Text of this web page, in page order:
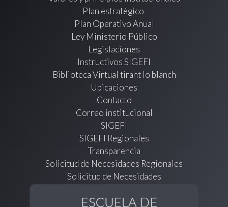
Plan estratégico
Plan Operativo Anual
Ley Ministerio Público
Legislaciones
Instructivos SIGEFI
Biblioteca Virtual tirant lo blanch
Ubicaciones
Contacto
Correo institucional
SIGEFI
SIGEFI Regionales
Transparencia
Solicitud de Necesidades Regionales
Solicitud de Necesidades